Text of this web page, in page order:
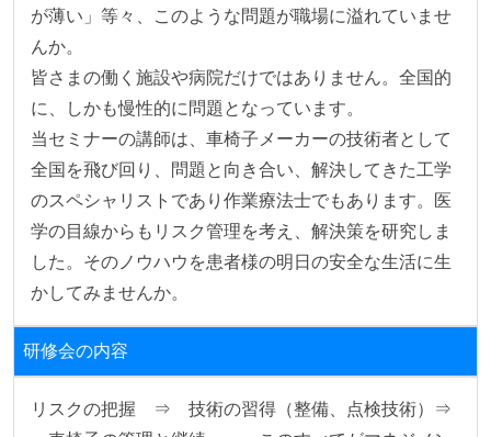
が薄い」等々、このような問題が職場に溢れていませ
んか。
皆さまの働く施設や病院だけではありません。全国的
に、しかも慢性的に問題となっています。
当セミナーの講師は、車椅子メーカーの技術者として
全国を飛び回り、問題と向き合い、解決してきた工学
のスペシャリストであり作業療法士でもあります。医
学の目線からもリスク管理を考え、解決策を研究しま
した。そのノウハウを患者様の明日の安全な生活に生
かしてみませんか。
研修会の内容
リスクの把握　⇒　技術の習得（整備、点検技術）⇒